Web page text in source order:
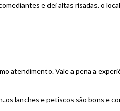
e dei altas risadas. o
atendimento. Vale a pena a
lanches e petiscos são bons e